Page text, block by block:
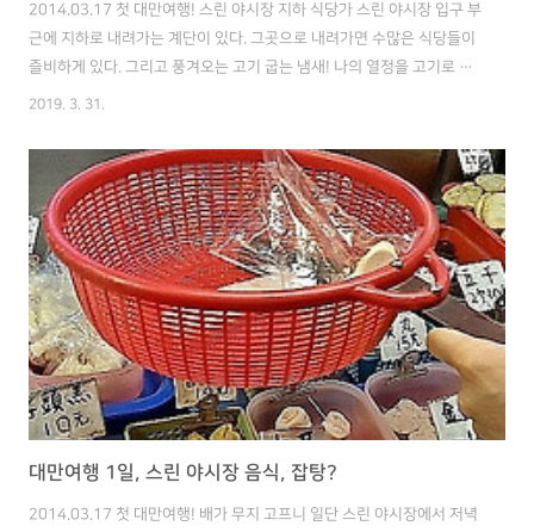
2014.03.17 첫 대만여행! 스린 야시장 지하 식당가 스린 야시장 입구 부
근에 지하로 내려가는 계단이 있다. 그곳으로 내려가면 수많은 식당들이
즐비하게 있다. 그리고 풍겨오는 고기 굽는 냄새! 나의 열정을 고기로 채
우기 위해 식당을 찾기로 결심했다. 역시나 엄청난 호객행위, 근데 나한
럼 소고기는 있다는 뜻이니깐) 메뉴판에 한자는 초딩때 배운 구몬한자 덕
분에 어느 정도 해독 가능! 소고기와 닭 요리를 주문했다. 주문을 하니 앞
에 있는 거대한 철판 귀퉁이에 기름을 뿌린다. 촤아~ 츠으으, 소리가 아름
답다. 잠시 뒤 미리 준비한 재료들을 바로 앞에서 볶아주는데, 음식이 익
을 때 마다 내 앞으로 밀어준다. 역시 요리하자마자 뜨끈..
2019. 3. 31.
대만여행 1일, 스린 야시장 음식, 잡탕?
2014.03.17 첫 대만여행! 배가 무지 고프니 일단 스린 야시장에서 저녁